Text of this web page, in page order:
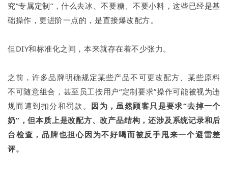
究“专属定制”，什么去冰、不要糖、不要小料，这些已经是基
础操作，更进阶一点的，是直接爆改配方。
但DIY和标准化之间，本来就存在着不少张力。
之前，许多品牌明确规定某些产品不可更改配方、某些原料
不可随意组合，甚至员工按用户“定制要求”操作可能被视为违
规而遭到扣分和罚款。 因为，虽然顾客只是要求“去掉一个
奶”，但本质上是改配方、改产品结构，还涉及系统记录和后
台检查，品牌也担心因为不好喝而被反手甩来一个避雷差
评。